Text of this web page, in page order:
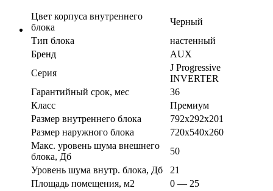
Цвет корпуса внутреннего
блока
Черный
Тип блока
настенный
Бренд
AUX
Серия
J Progressive
INVERTER
Гарантийный срок, мес
36
Класс
Премиум
Размер внутреннего блока
792x292x201
Размер наружного блока
720x540x260
Макс. уровень шума внешнего
блока, Дб
50
Уровень шума внутр. блока, Дб
21
Площадь помещения, м2
0 — 25